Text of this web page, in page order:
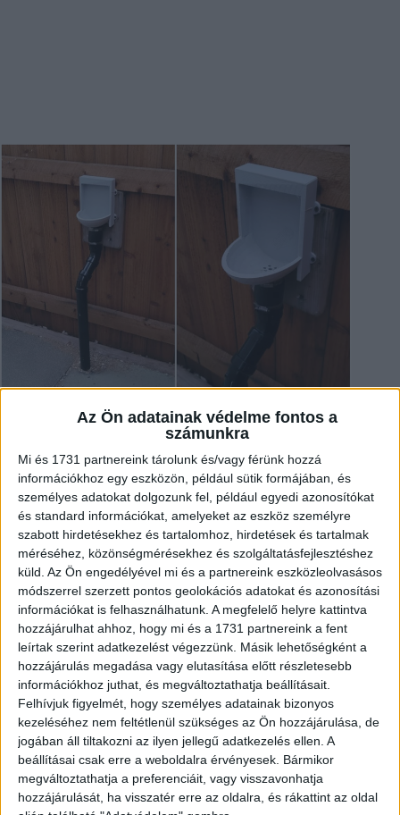
Az Ön adatainak védelme fontos a
számunkra
Mi és 1731 partnereink tárolunk és/vagy férünk hozzá
információkhoz egy eszközön, például sütik formájában, és
személyes adatokat dolgozunk fel, például egyedi azonosítókat
és standard információkat, amelyeket az eszköz személyre
szabott hirdetésekhez és tartalomhoz, hirdetések és tartalmak
méréséhez, közönségmérésekhez és szolgáltatásfejlesztéshez
küld. Az Ön engedélyével mi és a partnereink eszközleolvasásos
módszerrel szerzett pontos geolokációs adatokat és azonosítási
információkat is felhasználhatunk. A megfelelő helyre kattintva
hozzájárulhat ahhoz, hogy mi és a 1731 partnereink a fent
leírtak szerint adatkezelést végezzünk. Másik lehetőségként a
hozzájárulás megadása vagy elutasítása előtt részletesebb
információkhoz juthat, és megváltoztathatja beállításait.
Felhívjuk figyelmét, hogy személyes adatainak bizonyos
kezeléséhez nem feltétlenül szükséges az Ön hozzájárulása, de
jogában áll tiltakozni az ilyen jellegű adatkezelés ellen. A
beállításai csak erre a weboldalra érvényesek. Bármikor
megváltoztathatja a preferenciáit, vagy visszavonhatja
hozzájárulását, ha visszatér erre az oldalra, és rákattint az oldal
„A szobatársam megjavította a mosogatót.”